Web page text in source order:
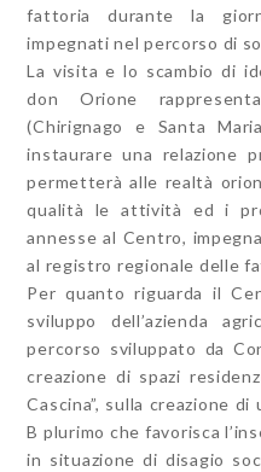
fattoria durante la
impegnati nel percorso di
La visita e lo scambio di
don Orione
(Chirignago e Santa
instaurare una relazione
permetterà alle realtà
qualità le attività ed i
annesse al Centro,
al registro regionale delle
Per quanto riguarda il
sviluppo dell’azienda
percorso sviluppato da
creazione di spazi
Cascina”, sulla creazione
B plurimo che favorisca
in situazione di disagio